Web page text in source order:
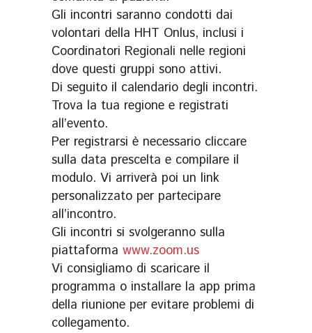
Gli incontri saranno condotti dai
volontari della HHT Onlus, inclusi i
Coordinatori Regionali nelle regioni
dove questi gruppi sono attivi.
Di seguito il calendario degli incontri.
Trova la tua regione e registrati
all’evento.
Per registrarsi è necessario cliccare
sulla data prescelta e compilare il
modulo. Vi arriverà poi un link
personalizzato per partecipare
all’incontro.
Gli incontri si svolgeranno sulla
piattaforma www.zoom.us
Vi consigliamo di scaricare il
programma o installare la app prima
della riunione per evitare problemi di
collegamento.